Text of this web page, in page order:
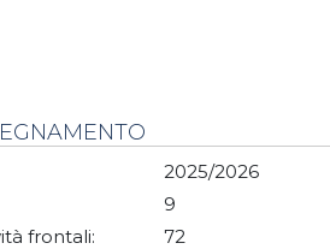
2025/2026
9
frontali:
72